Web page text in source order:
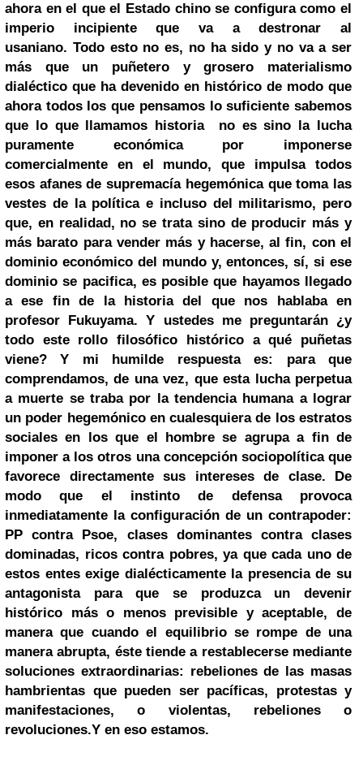
ahora en el que el Estado chino se configura como el
imperio incipiente que va a destronar al
usaniano. Todo esto no es, no ha sido y no va a ser
más que un puñetero y grosero materialismo
dialéctico que ha devenido en histórico de modo que
ahora todos los que pensamos lo suficiente sabemos
que lo que llamamos historia no es sino la lucha
puramente económica por imponerse
comercialmente en el mundo, que impulsa todos
esos afanes de supremacía hegemónica que toma las
vestes de la política e incluso del militarismo, pero
que, en realidad, no se trata sino de producir más y
más barato para vender más y hacerse, al fin, con el
dominio económico del mundo y, entonces, sí, si ese
dominio se pacifica, es posible que hayamos llegado
a ese fin de la historia del que nos hablaba en
profesor Fukuyama. Y ustedes me preguntarán ¿y
todo este rollo filosófico histórico a qué puñetas
viene? Y mi humilde respuesta es: para que
comprendamos, de una vez, que esta lucha perpetua
a muerte se traba por la tendencia humana a lograr
un poder hegemónico en cualesquiera de los estratos
sociales en los que el hombre se agrupa a fin de
imponer a los otros una concepción sociopolítica que
favorece directamente sus intereses de clase. De
modo que el instinto de defensa provoca
inmediatamente la configuración de un contrapoder:
PP contra Psoe, clases dominantes contra clases
dominadas, ricos contra pobres, ya que cada uno de
estos entes exige dialécticamente la presencia de su
antagonista para que se produzca un devenir
histórico más o menos previsible y aceptable, de
manera que cuando el equilibrio se rompe de una
manera abrupta, éste tiende a restablecerse mediante
soluciones extraordinarias: rebeliones de las masas
hambrientas que pueden ser pacíficas, protestas y
manifestaciones, o violentas, rebeliones o
revoluciones.Y en eso estamos.